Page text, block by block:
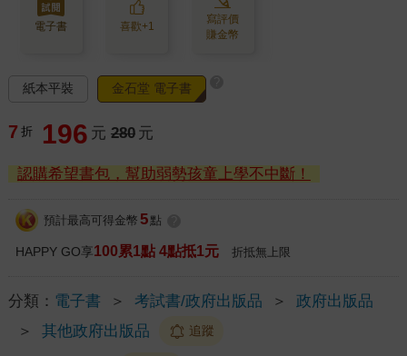
電子書 喜歡+1
寫評價
賺金幣
紙本平裝 金石堂 電子書
7 折 196 元 280 元
認購希望書包，幫助弱勢孩童上學不中斷！
預計最高可得金幣 5 點
HAPPY GO享100累1點 4點抵1元 折抵無上限
分類： 電子書 ＞ 考試書/政府出版品 ＞
政府出版品
＞
其他政府出版品 追蹤